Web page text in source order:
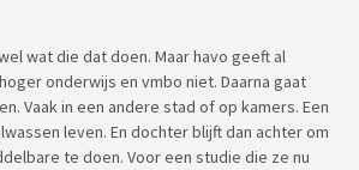
wat die dat doen. Maar havo geeft al
onderwijs en vmbo niet. Daarna gaat
Vaak in een andere stad of op kamers. Een
leven. En dochter blijft dan achter om
te doen. Voor een studie die ze nu